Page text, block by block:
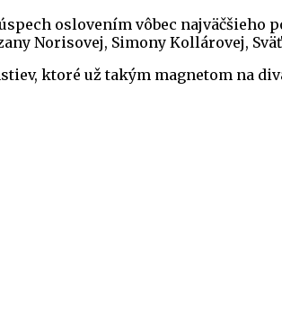
oslovením vôbec najväčšieho
Norisovej, Simony Kollárovej,
ktoré už takým magnetom na